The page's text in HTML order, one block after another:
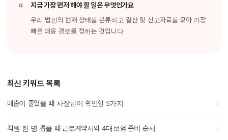
지금 가장 먼저 해야 할 일은 무엇인가요
우리 법인의 현재 상태를 분류하고 결산 및 신고자료를 모아 가장
빠른 대응 경로를 정하는 것입니다
최신 키워드 목록
매출이 줄었을 때 사장님이 확인할 5가지 ›
직원 한 명 뽑을 때 근로계약서와 4대보험 준비 순서 ›